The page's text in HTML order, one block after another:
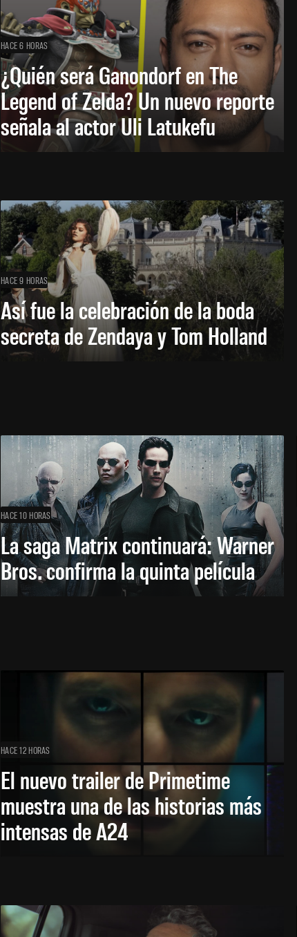
HACE 6 HORAS
¿Quién será Ganondorf en The
Legend of Zelda? Un nuevo reporte
señala al actor Uli Latukefu
HACE 9 HORAS
Así fue la celebración de la boda
secreta de Zendaya y Tom Holland
HACE 10 HORAS
La saga Matrix continuará: Warner
Bros. confirma la quinta película
HACE 12 HORAS
El nuevo trailer de Primetime
muestra una de las historias más
intensas de A24